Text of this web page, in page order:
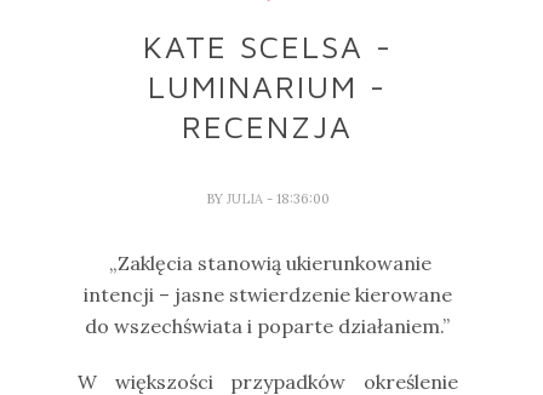
KATE SCELSA -
LUMINARIUM -
RECENZJA
BY JULIA - 18:36:00
„Zaklęcia stanowią ukierunkowanie
intencji – jasne stwierdzenie kierowane
do wszechświata i poparte działaniem.”
W większości przypadków określenie